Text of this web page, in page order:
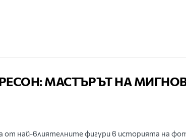
МАСТЪРЪТ НА
от най-влиятелните фигури в историята на